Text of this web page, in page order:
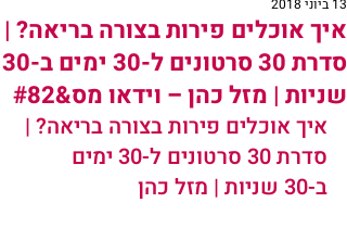
איך אוכלים פירות בצורה בריאה? |
סדרת 30 סרטונים ל-30 ימים ב-30
שניות | מזל כהן – וידאו מס&#82
13 ביוני 2018
איך אוכלים פירות בצורה בריאה? |
סדרת 30 סרטונים ל-30 ימים
ב-30 שניות | מזל כהן